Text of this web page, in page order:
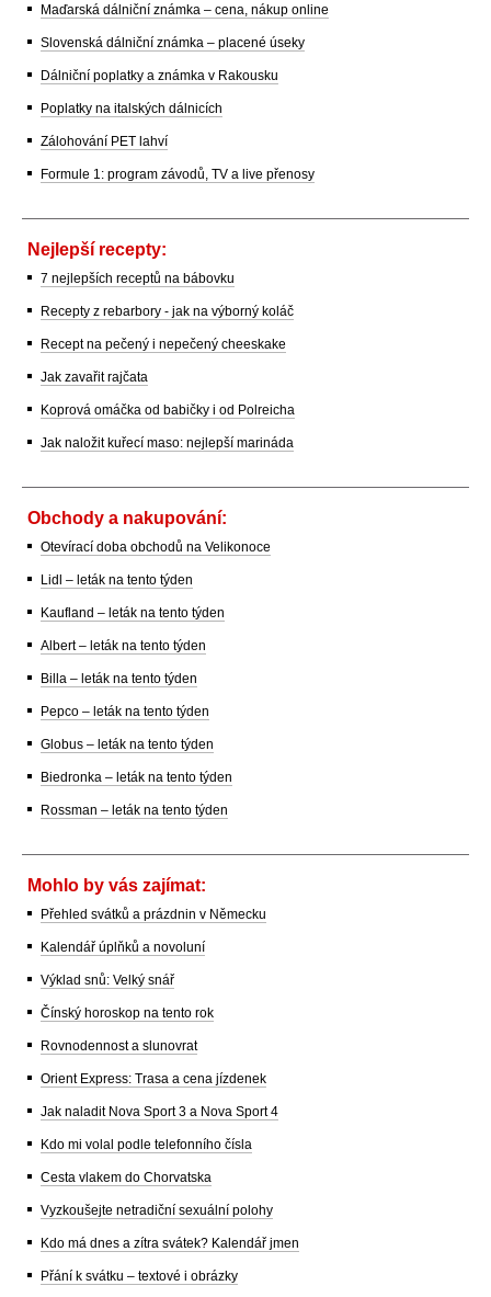
Maďarská dálniční známka – cena, nákup online
Slovenská dálniční známka – placené úseky
Dálniční poplatky a známka v Rakousku
Poplatky na italských dálnicích
Zálohování PET lahví
Formule 1: program závodů, TV a live přenosy
Nejlepší recepty:
7 nejlepších receptů na bábovku
Recepty z rebarbory - jak na výborný koláč
Recept na pečený i nepečený cheeskake
Jak zavařit rajčata
Koprová omáčka od babičky i od Polreicha
Jak naložit kuřecí maso: nejlepší marináda
Obchody a nakupování:
Otevírací doba obchodů na Velikonoce
Lidl – leták na tento týden
Kaufland – leták na tento týden
Albert – leták na tento týden
Billa – leták na tento týden
Pepco – leták na tento týden
Globus – leták na tento týden
Biedronka – leták na tento týden
Rossman – leták na tento týden
Mohlo by vás zajímat:
Přehled svátků a prázdnin v Německu
Kalendář úplňků a novoluní
Výklad snů: Velký snář
Čínský horoskop na tento rok
Rovnodennost a slunovrat
Orient Express: Trasa a cena jízdenek
Jak naladit Nova Sport 3 a Nova Sport 4
Kdo mi volal podle telefonního čísla
Cesta vlakem do Chorvatska
Vyzkoušejte netradiční sexuální polohy
Kdo má dnes a zítra svátek? Kalendář jmen
Přání k svátku – textové i obrázky